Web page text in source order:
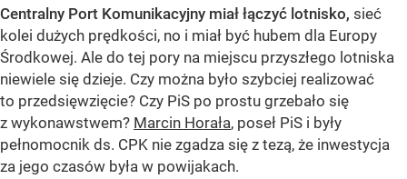
Centralny Port Komunikacyjny miał łączyć lotnisko, sieć
kolei dużych prędkości, no i miał być hubem dla Europy
Środkowej. Ale do tej pory na miejscu przyszłego lotniska
niewiele się dzieje. Czy można było szybciej realizować
to przedsięwzięcie? Czy PiS po prostu grzebało się
z wykonawstwem? Marcin Horała, poseł PiS i były
pełnomocnik ds. CPK nie zgadza się z tezą, że inwestycja
za jego czasów była w powijakach.